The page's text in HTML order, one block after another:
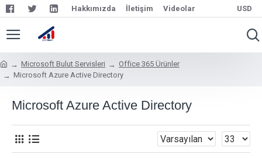
Hakkımızda İletişim Videolar USD
Microsoft Bulut Servisleri
Office 365 Ürünler
Microsoft Azure Active Directory
Microsoft Azure Active Directory